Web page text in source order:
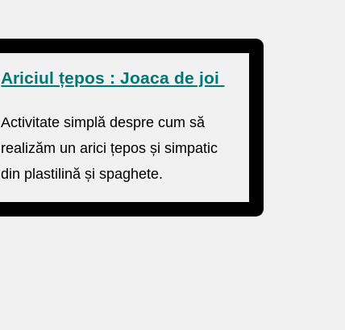
Ariciul țepos : Joaca de joi
Activitate simplă despre cum să
realizăm un arici țepos și simpatic
din plastilină și spaghete.